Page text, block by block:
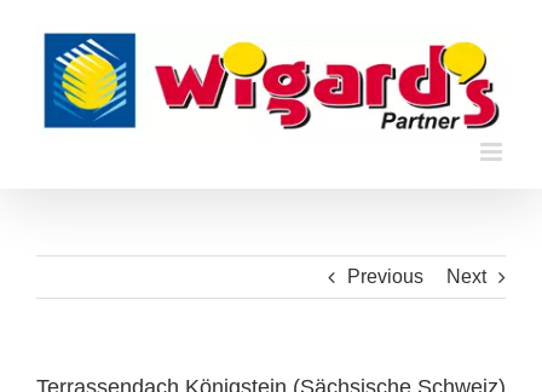
content
Previous Next
Terrassendach Königstein (Sächsische Schweiz)